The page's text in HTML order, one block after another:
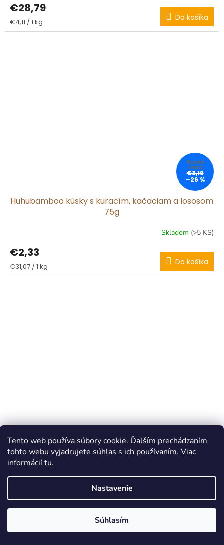
Tento web používa súbory cookie. Ďalším prechádzaním
tohto webu vyjadrujete súhlas s ich používaním. Viac
informáciítu.
Nastavenie
Súhlasím
€28,79
Jednotková
cena:
€4,11 / 1 kg Do košíka
€3,19
–26 %
Huhubamboo kúsky s kuracím, kačaciam a lososom
75g
Skladom (>5 KS)
€2,33
Jednotková
cena:
€31,07 / 1 kg Do košíka
Huhubamboo kachní mini prúžky 75g
Skladom(>5 KS)
€3,19
Jednotková
€42,53 / 1 kg Do košíka